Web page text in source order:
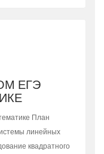
ЕГЭ
План
линейных
квадратного